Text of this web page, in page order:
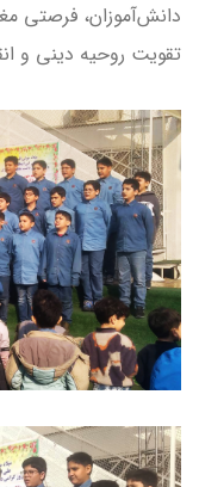
دانش‌آموزان، فرصتی
تقویت روحیه دینی و